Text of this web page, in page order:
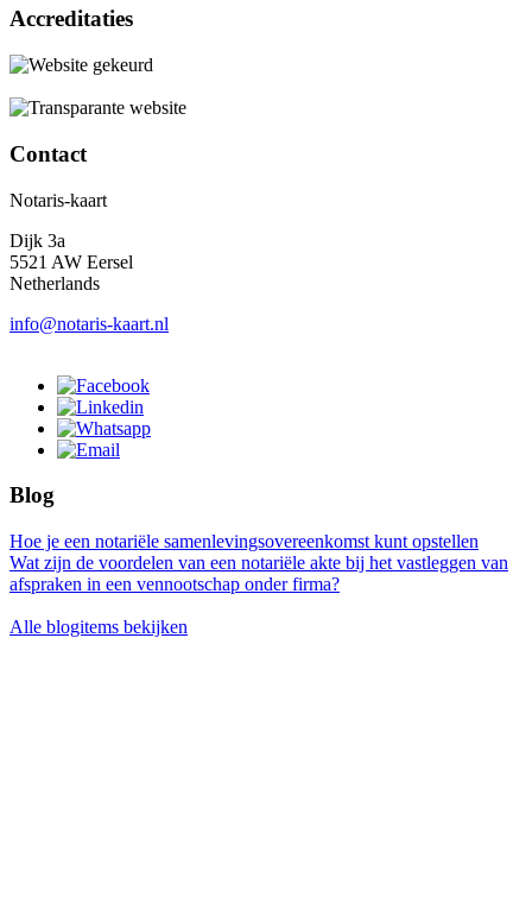
Accreditaties
Contact
Notaris-kaart
Dijk 3a
5521 AW Eersel
Netherlands
info@notaris-kaart.nl
Blog
Hoe je een notariële samenlevingsovereenkomst kunt opstellen
Wat zijn de voordelen van een notariële akte bij het vastleggen van
afspraken in een vennootschap onder firma?
Alle blogitems bekijken